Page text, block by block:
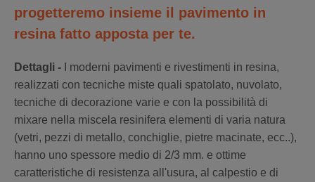
progetteremo insieme il pavimento in
resina fatto apposta per te.
Dettagli - I moderni pavimenti e rivestimenti in resina,
realizzati con tecniche miste quali spatolato, nuvolato,
tecniche di decorazione varie e con la possibilità di
mixare nella miscela resinifera elementi di varia natura
(vetri, pezzi di metallo, conchiglie, pietre macinate, ecc..),
hanno uno spessore medio di 2/3 mm. e ottime
caratteristiche di resistenza all'usura, al calpestio e di